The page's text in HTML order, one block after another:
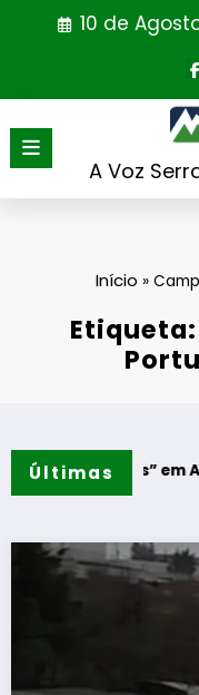
10 de
A Voz
Início »
Últimas
em Alverca da